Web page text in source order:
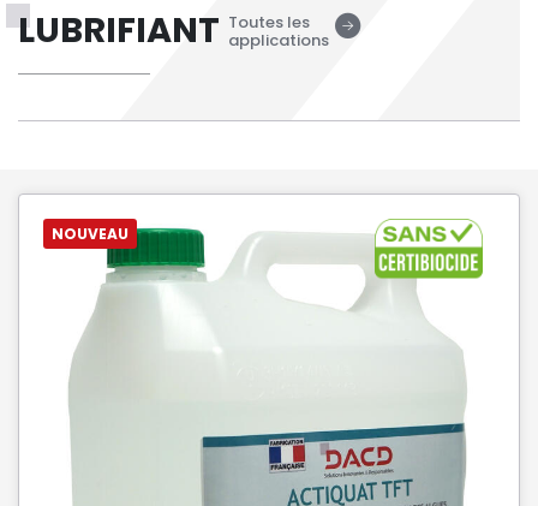
LUBRIFIANT Toutes les
applications
NOUVEAU